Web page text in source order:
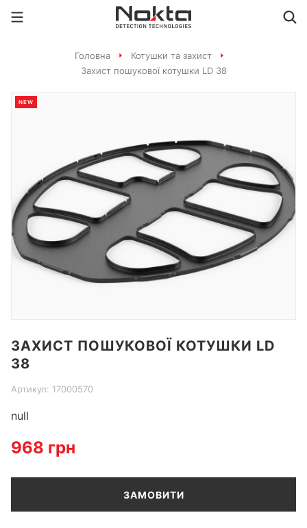
Головна
Котушки та захист
Захист пошукової котушки LD 38
NEW
1
of
1
ЗАХИСТ ПОШУКОВОЇ КОТУШКИ LD
38
Артикул: 17000570
null
968 грн
ЗАМОВИТИ